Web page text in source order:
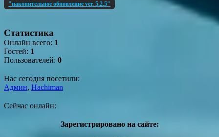
"накопительное обновление ver. 5.2.5"
Статистика
Онлайн всего: 1
Гостей: 1
Пользователей: 0
Нас сегодня посетили:
Админ, Hachiman
Сейчас онлайн:
Зарегистрировано на сайте: